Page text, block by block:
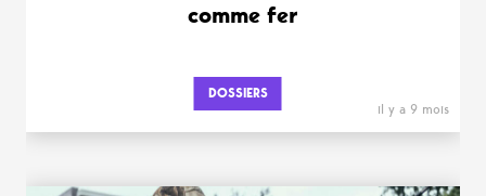
comme fer
DOSSIERS
il y a 9 mois